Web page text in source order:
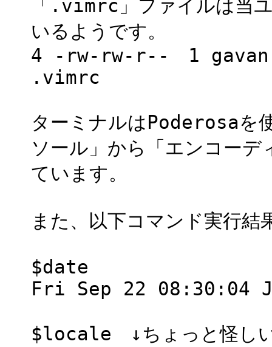
「.vimrc」ファイルは当
いるようです。
4 -rw-rw-r-- 1
.vimrc
ターミナルはPoderosaを
ソール」から「エンコー
ています。
また、以下コマンド実行結
$date
Fri Sep 22 08:30:04
$locale ↓ちょっと怪しい